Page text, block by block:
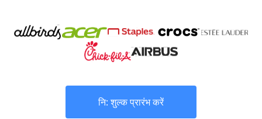
नि: शुल्क प्रारंभ करें